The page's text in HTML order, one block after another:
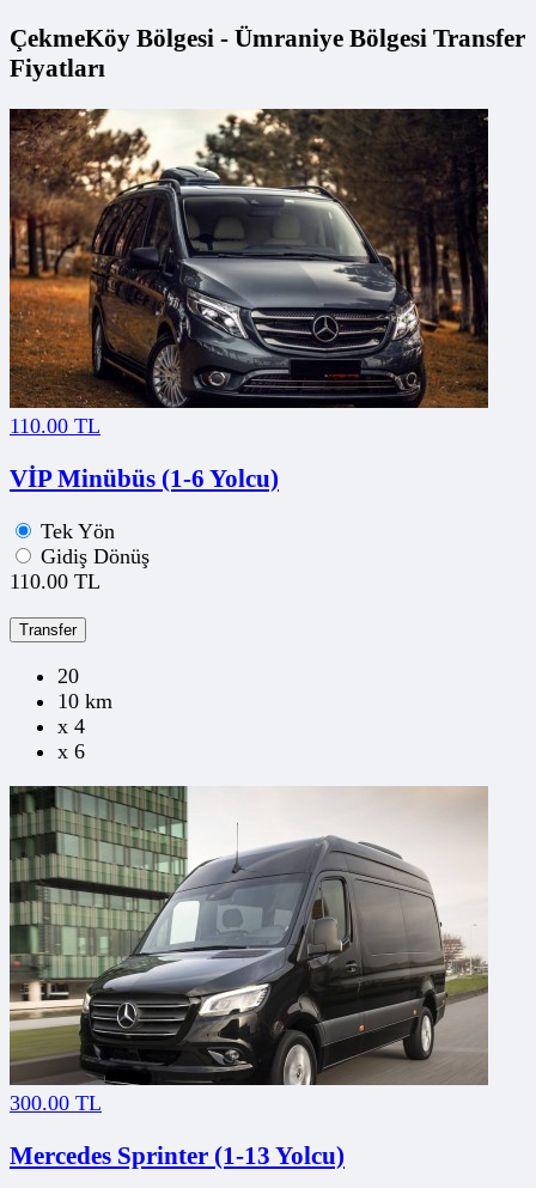
ÇekmeKöy Bölgesi - Ümraniye Bölgesi Transfer
Fiyatları
110.00 TL
VİP Minübüs (1-6 Yolcu)
Tek Yön
Gidiş Dönüş
110.00 TL
Transfer
20
10 km
x 4
x 6
300.00 TL
Mercedes Sprinter (1-13 Yolcu)